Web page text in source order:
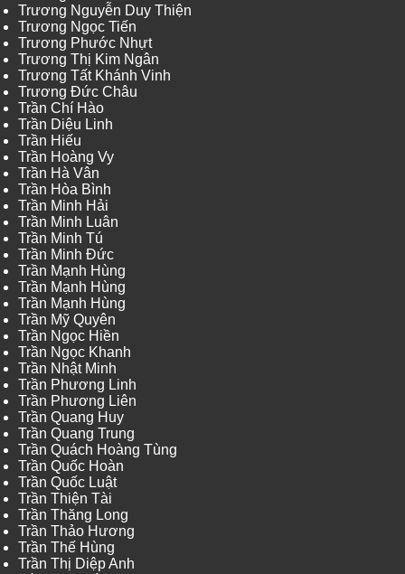
Trương Nguyễn Duy Thiện
Trương Ngọc Tiến
Trương Phước Nhựt
Trương Thị Kim Ngân
Trương Tất Khánh Vinh
Trương Đức Châu
Trần Chí Hào
Trần Diệu Linh
Trần Hiếu
Trần Hoàng Vy
Trần Hà Vân
Trần Hòa Bình
Trần Minh Hải
Trần Minh Luân
Trần Minh Tú
Trần Minh Đức
Trần Mạnh Hùng
Trần Mạnh Hùng
Trần Mạnh Hùng
Trần Mỹ Quyên
Trần Ngọc Hiền
Trần Ngọc Khanh
Trần Nhật Minh
Trần Phương Linh
Trần Phương Liên
Trần Quang Huy
Trần Quang Trung
Trần Quách Hoàng Tùng
Trần Quốc Hoàn
Trần Quốc Luật
Trần Thiện Tài
Trần Thăng Long
Trần Thảo Hương
Trần Thế Hùng
Trần Thị Diệp Anh